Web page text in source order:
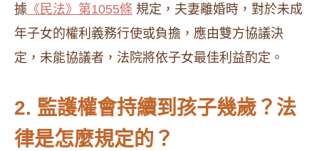
據 《民法》第1055條 規定，夫妻離婚時，對於未成
年子女的權利義務行使或負擔，應由雙方協議決
定，未能協議者，法院將依子女最佳利益酌定。
2. 監護權會持續到孩子幾歲？法
律是怎麼規定的？